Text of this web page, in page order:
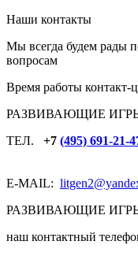
Наши контакты
Мы всегда будем рады
вопросам
Время работы контакт-
РАЗВИВАЮЩИЕ
ТЕЛ. +7 (495) 691-21-
E-MAIL: litgen2
РАЗВИВАЮЩИЕ
наш контактный